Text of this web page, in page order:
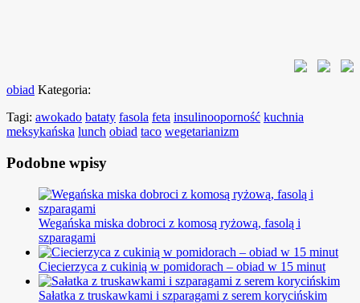
obiad Kategoria:
Tagi: awokado bataty fasola feta insulinooporność kuchnia
meksykańska lunch obiad taco wegetarianizm
Podobne wpisy
Wegańska miska dobroci z komosą ryżową, fasolą i
szparagami
Ciecierzyca z cukinią w pomidorach – obiad w 15 minut
Sałatka z truskawkami i szparagami z serem korycińskim